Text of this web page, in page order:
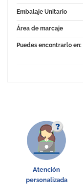
Embalaje Unitario
Área de marcaje
Puedes encontrarlo en:
Atención
personalizada